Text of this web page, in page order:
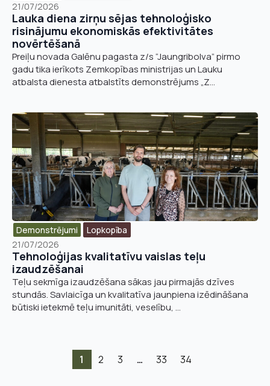
21/07/2026
Lauka diena zirņu sējas tehnoloģisko
risinājumu ekonomiskās efektivitātes
novērtēšanā
Preiļu novada Galēnu pagasta z/s “Jaungribolva” pirmo
gadu tika ierīkots Zemkopības ministrijas un Lauku
atbalsta dienesta atbalstīts demonstrējums „Z...
Demonstrējumi
Lopkopība
21/07/2026
Tehnoloģijas kvalitatīvu vaislas teļu
izaudzēšanai
Teļu sekmīga izaudzēšana sākas jau pirmajās dzīves
stundās. Savlaicīga un kvalitatīva jaunpiena izēdināšana
būtiski ietekmē teļu imunitāti, veselību, ...
1 2 3 … 33 34